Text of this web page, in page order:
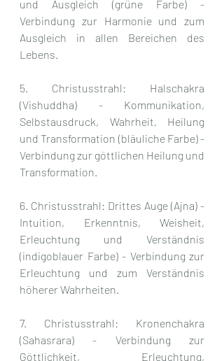
und Ausgleich (grüne Farbe) -
Verbindung zur Harmonie und zum
Ausgleich in allen Bereichen des
Lebens.
5. Christusstrahl: Halschakra
(Vishuddha) - Kommunikation,
Selbstausdruck, Wahrheit, Heilung
und Transformation (bläuliche Farbe) -
Verbindung zur göttlichen Heilung und
Transformation.
6. Christusstrahl: Drittes Auge (Ajna) -
Intuition, Erkenntnis, Weisheit,
Erleuchtung und Verständnis
(indigoblauer Farbe) - Verbindung zur
Erleuchtung und zum Verständnis
höherer Wahrheiten.
7. Christusstrahl: Kronenchakra
(Sahasrara) - Verbindung zur
Göttlichkeit, Erleuchtung,